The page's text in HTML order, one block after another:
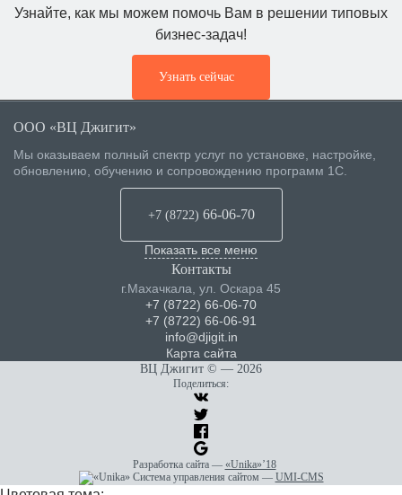
Узнайте, как мы можем помочь Вам в решении типовых
бизнес-задач!
Узнать сейчас
ООО «ВЦ Джигит»
Мы оказываем полный спектр услуг по установке, настройке,
обновлению, обучению и сопровождению программ 1С.
+7 (8722) 66-06-70
Показать все меню
Контакты
г.Махачкала ул. Оскара 45
+7 (8722) 66-06-70
+7 (8722) 66-06-91
info@djigit.in
Карта сайта
ВЦ Джигит © — 2026
Поделиться:
Разработка сайта— «Unika»’18
Система управления сайтом — UMI-CMS